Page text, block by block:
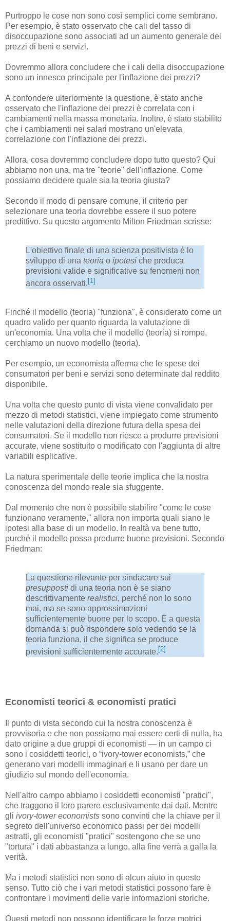
Purtroppo le cose non sono così semplici come sembrano.
Per esempio, è stato osservato che cali del tasso di
disoccupazione sono associati ad un aumento generale dei
prezzi di beni e servizi.
Dovremmo allora concludere che i cali della disoccupazione
sono un innesco principale per l'inflazione dei prezzi?
A confondere ulteriormente la questione, è stato anche
osservato che l'inflazione dei prezzi è correlata con i
cambiamenti nella massa monetaria. Inoltre, è stato stabilito
che i cambiamenti nei salari mostrano un'elevata
correlazione con l'inflazione dei prezzi.
Allora, cosa dovremmo concludere dopo tutto questo? Qui
abbiamo non una, ma tre "teorie" dell'inflazione. Come
possiamo decidere quale sia la teoria giusta?
Secondo il modo di pensare comune, il criterio per
selezionare una teoria dovrebbe essere il suo potere
predittivo. Su questo argomento Milton Friedman scrisse:
L'obiettivo finale di una scienza positivista è lo
sviluppo di una teoria o ipotesi che produca
previsioni valide e significative su fenomeni non
ancora osservati. [1]
Finché il modello (teoria) "funziona", è considerato come un
quadro valido per quanto riguarda la valutazione di
un'economia. Una volta che il modello (teoria) si rompe,
cerchiamo un nuovo modello (teoria).
Per esempio, un economista afferma che le spese dei
consumatori per beni e servizi sono determinate dal reddito
disponibile.
Una volta che questo punto di vista viene convalidato per
mezzo di metodi statistici, viene impiegato come strumento
nelle valutazioni della direzione futura della spesa dei
consumatori. Se il modello non riesce a produrre previsioni
accurate, viene sostituito o modificato con l'aggiunta di altre
variabili esplicative.
La natura sperimentale delle teorie implica che la nostra
conoscenza del mondo reale sia sfuggente.
Dal momento che non è possibile stabilire "come le cose
funzionano veramente," allora non importa quali siano le
ipotesi alla base di un modello. In realtà va bene tutto,
purché il modello possa produrre buone previsioni. Secondo
Friedman:
La questione rilevante per sindacare sui
presupposti di una teoria non è se siano
descrittivamente realistici, perché non lo sono
mai, ma se sono approssimazioni
sufficientemente buone per lo scopo. E a questa
domanda si può rispondere solo vedendo se la
teoria funziona, il che significa se produce
previsioni sufficientemente accurate. [2]
Economisti teorici & economisti pratici
Il punto di vista secondo cui la nostra conoscenza è
provvisoria e che non possiamo mai essere certi di nulla, ha
dato origine a due gruppi di economisti — in un campo ci
sono i cosiddetti teorici, o “ivory-tower economists,” che
generano vari modelli immaginari e li usano per dare un
giudizio sul mondo dell'economia.
Nell'altro campo abbiamo i cosiddetti economisti "pratici",
che traggono il loro parere esclusivamente dai dati. Mentre
gli ivory-tower economists sono convinti che la chiave per il
segreto dell'universo economico passi per dei modelli
astratti, gli economisti "pratici" sostengono che se uno
"tortura" i dati abbastanza a lungo, alla fine verrà a galla la
verità.
Ma i metodi statistici non sono di alcun aiuto in questo
senso. Tutto ciò che i vari metodi statistici possono fare è
confrontare i movimenti delle varie informazioni storiche.
Questi metodi non possono identificare le forze motrici